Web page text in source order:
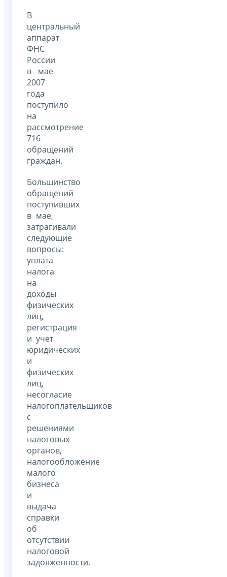
В
центральный
аппарат
ФНС
России
в мае
2007
года
поступило
на
рассмотрение
716
обращений
граждан.
Большинство
обращений
поступивших
в мае,
затрагивали
следующие
вопросы:
уплата
налога
на
доходы
физических
лиц,
регистрация
и учет
юридических
и
физических
лиц,
несогласие
налогоплательщиков
с
решениями
налоговых
органов,
налогообложение
малого
бизнеса
и
выдача
справки
об
отсутствии
налоговой
задолженности.